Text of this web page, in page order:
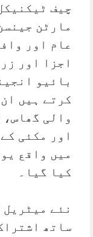
چیف
مارٹن
عام اور
اجزا اور
بائیو
کرتے ہیں
والی
اور مکئی
میں واقع
کیا گیا۔
نئے
ساتھ